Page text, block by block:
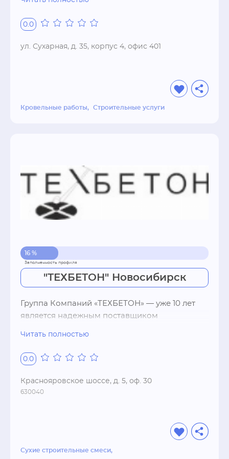
компания развивается бурными темпами и с
каждым годом увеличивается объем
выполненных нами строительно-монтажных
сотрудничество, и, придерживаясь этой
стратегии, мы выстраиваем работу на таком
профессиональном уровне, что 8 из 10
Соотношение цены и качества оказываемых
услуг - оптимально в нашем регионе
Новосибирск.
0.0
ул. Сухарная, д. 35, корпус 4, офис 401
Кровельные работы Строительные услуги
16 %
"ТЕХБЕТОН" Новосибирск
Группа Компаний «ТЕХБЕТОН» — уже 10 лет
является надежным поставщиком
современные технологии от ведущих
мировых производителей, которые
позволяют нашим заказчикам выполнять
работы максимально эффективно.
строительство
Читать полностью
0.0
Краснояровское шоссе, д. 5, оф. 30
630040
Сухие строительные смеси